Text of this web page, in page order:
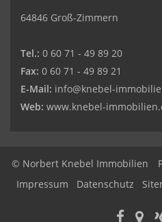
64846 Groß-Zimmern
Tel.: 0 60 71 - 49 89 20
Fax: 0 60 71 - 49 89 21
E-Mail: info@knebel-
Web: www.knebel-
© Norbert Knebel Immobilien
Impressum
Datenschutz